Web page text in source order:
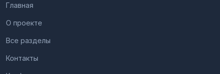
Главная
О проекте
Все разделы
Контакты